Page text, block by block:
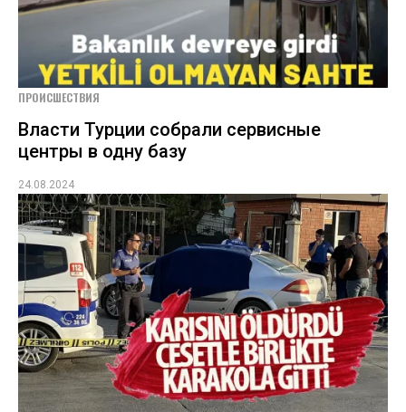
ПРОИСШЕСТВИЯ
Власти Турции собрали сервисные
центры в одну базу
24.08.2024